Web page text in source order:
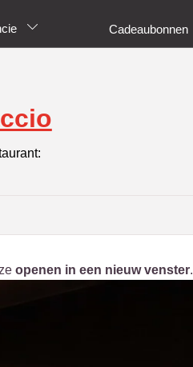
Cadeaubonnen
openen in een nieuw venster.